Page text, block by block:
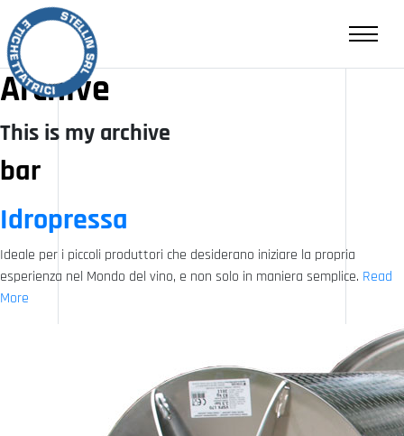
CONTATTI
Archive
This is my archive
bar
Idropressa
Ideale per i piccoli produttori che desiderano iniziare la propria
esperienza nel Mondo del vino, e non solo in maniera semplice. Read
More